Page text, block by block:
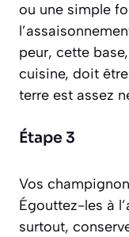
ou une simple
peur, cette
cuisine, doit
terre est assez
Étape 3
Vos
Égouttez-les à
surtout,